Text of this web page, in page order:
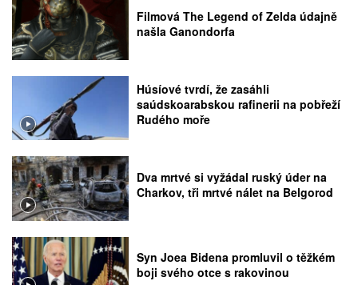
Filmová The Legend of Zelda údajně
našla Ganondorfa
Húsíové tvrdí, že zasáhli
saúdskoarabskou rafinerii na pobřeží
Rudého moře
Dva mrtvé si vyžádal ruský úder na
Charkov, tři mrtvé nálet na Belgorod
Syn Joea Bidena promluvil o těžkém
boji svého otce s rakovinou